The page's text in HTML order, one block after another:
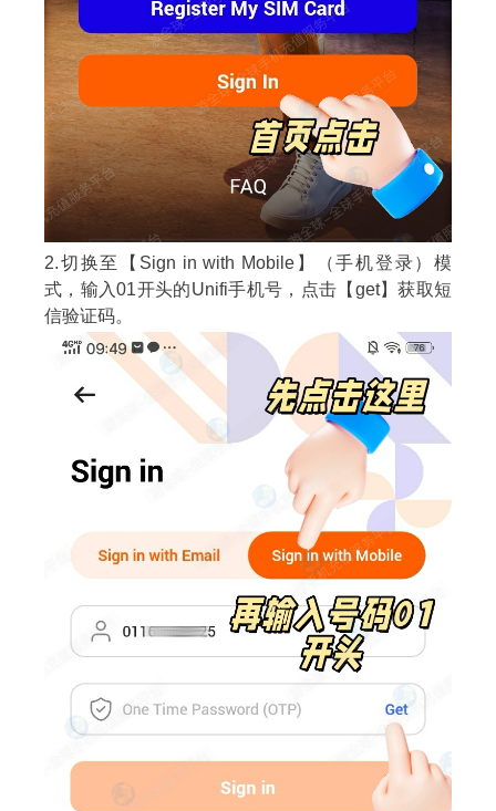
2.切换至【Sign in with Mobile】（手机登录）模
式，输入01开头的Unifi手机号，点击【get】获取短
信验证码。